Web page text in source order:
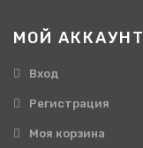
МОЙ АККАУНТ
Вход
Регистрация
Моя корзина